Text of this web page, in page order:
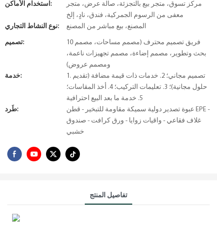
استخدام الأماكن:
مركز تسوق، متجر بيع بالتجزئة، صالة عرض، متجر
معفى من الرسوم الجمركية، فندق، نادٍ، إلخ
نوع النشاط التجاري:
المصنع، بيع مباشر من المصنع
تصميم:
10 فريق تصميم محترف (مصمم مساحات، مصمم
بحث وتطوير، مصمم إضاءة، مصمم تجهيزات ناعمة،
ومصمم عروض)
خدمة:
1. تصميم مجاني؛ 2. خدمات ذات قيمة مضافة (تقديم
حلول مجانية)؛ 3. تعليمات التركيب؛ 4. أخذ المقاسات؛
5. خدمة ما بعد البيع احترافية
طَرد:
عبوة تصدير دولية سميكة مقاومة للتبخير - قطن EPE -
غلاف فقاعي - واقيات زوايا - ورق كرافت - صندوق
خشبي
تفاصيل المنتج